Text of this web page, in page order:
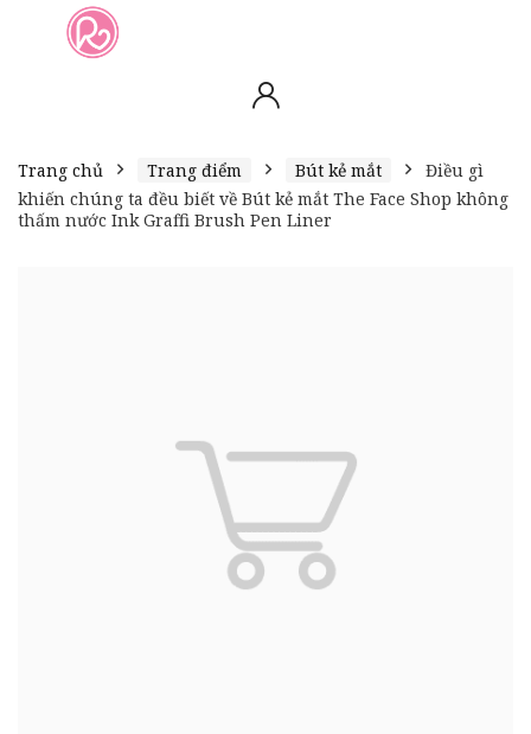
Trang chủ Trang điểm Bút kẻ mắt
Điều gì
khiến chúng ta đều biết về Bút kẻ mắt The Face Shop không
thấm nước Ink Graffi Brush Pen Liner